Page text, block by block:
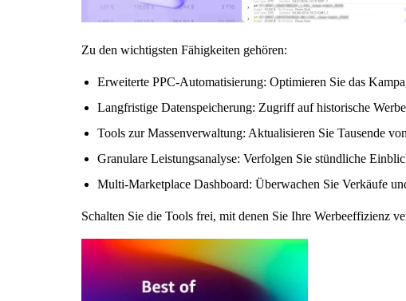
Zu den wichtigsten Fähigkeiten gehören:
Erweiterte PPC-Automatisierung: Optimieren Sie das
Langfristige Datenspeicherung: Zugriff auf historische
Tools zur Massenverwaltung: Aktualisieren Sie Tausende
Granulare Leistungsanalyse: Verfolgen Sie stündliche
Multi-Marketplace Dashboard: Überwachen Sie Verkäufe
Schalten Sie die Tools frei, mit denen Sie Ihre Werbeeffizienz